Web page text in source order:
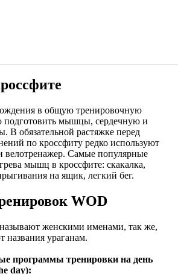
в общую тренировочную
подготовить мышцы, сердечную и
В обязательной растяжке перед
по кроссфиту редко используют
велотренажер. Самые популярные
мышц в кроссфите: скакалка,
на ящик, легкий бег.
WOD
женскими именами, так же,
названия ураганам.
программы тренировки на день
day):